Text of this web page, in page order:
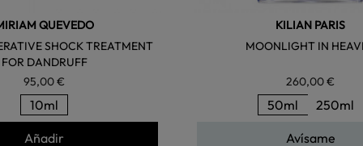
QUEVEDO
SHOCK TREATMENT
FOR DANDRUFF
95,00 €
10ml
Añadir
KILIAN PARIS
MOONLIGHT IN
260,00 €
50ml 250ml
Avísame